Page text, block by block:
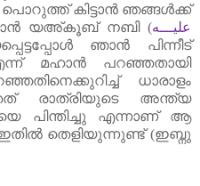
കിട്ടാൻ ഞങ്ങൾക്ക്
യഅ്കൂബ് നബി(عليـــه
ഞാൻ പിന്നീട്
മഹാൻ പറഞ്ഞതായി
ധാരാളം
രാത്രിയുടെ അന്ത്യ
പിന്തിച്ചു എന്നാണ് ആ
തെളിയുന്നുണ്ട്(ഇബ്നു